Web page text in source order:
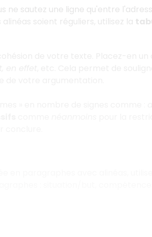
ne sautez une ligne qu'entre
soient réguliers, utilisez la